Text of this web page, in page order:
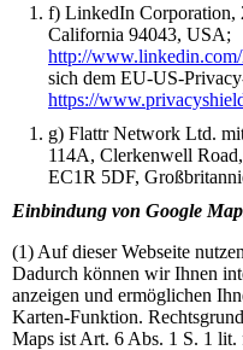
f) LinkedIn Corporation,
California 94043, USA;
http://
sich dem EU-US-
https://
g) Flattr Network Ltd.
114A, Clerkenwell
EC1R 5DF,
Einbindung von Google
(1) Auf dieser Webseite
Dadurch können wir Ihnen
anzeigen und ermöglichen
Karten-Funktion.
Maps ist Art. 6 Abs. 1 S. 1